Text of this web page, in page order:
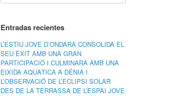
Entradas recientes
L’ESTIU JOVE D’ONDARA CONSOLIDA EL
SEU ÈXIT AMB UNA GRAN
PARTICIPACIÓ I CULMINARÀ AMB UNA
EIXIDA AQUÀTICA A DÉNIA I
L’OBSERVACIÓ DE L’ECLIPSI SOLAR
DES DE LA TERRASSA DE L’ESPAI JOVE